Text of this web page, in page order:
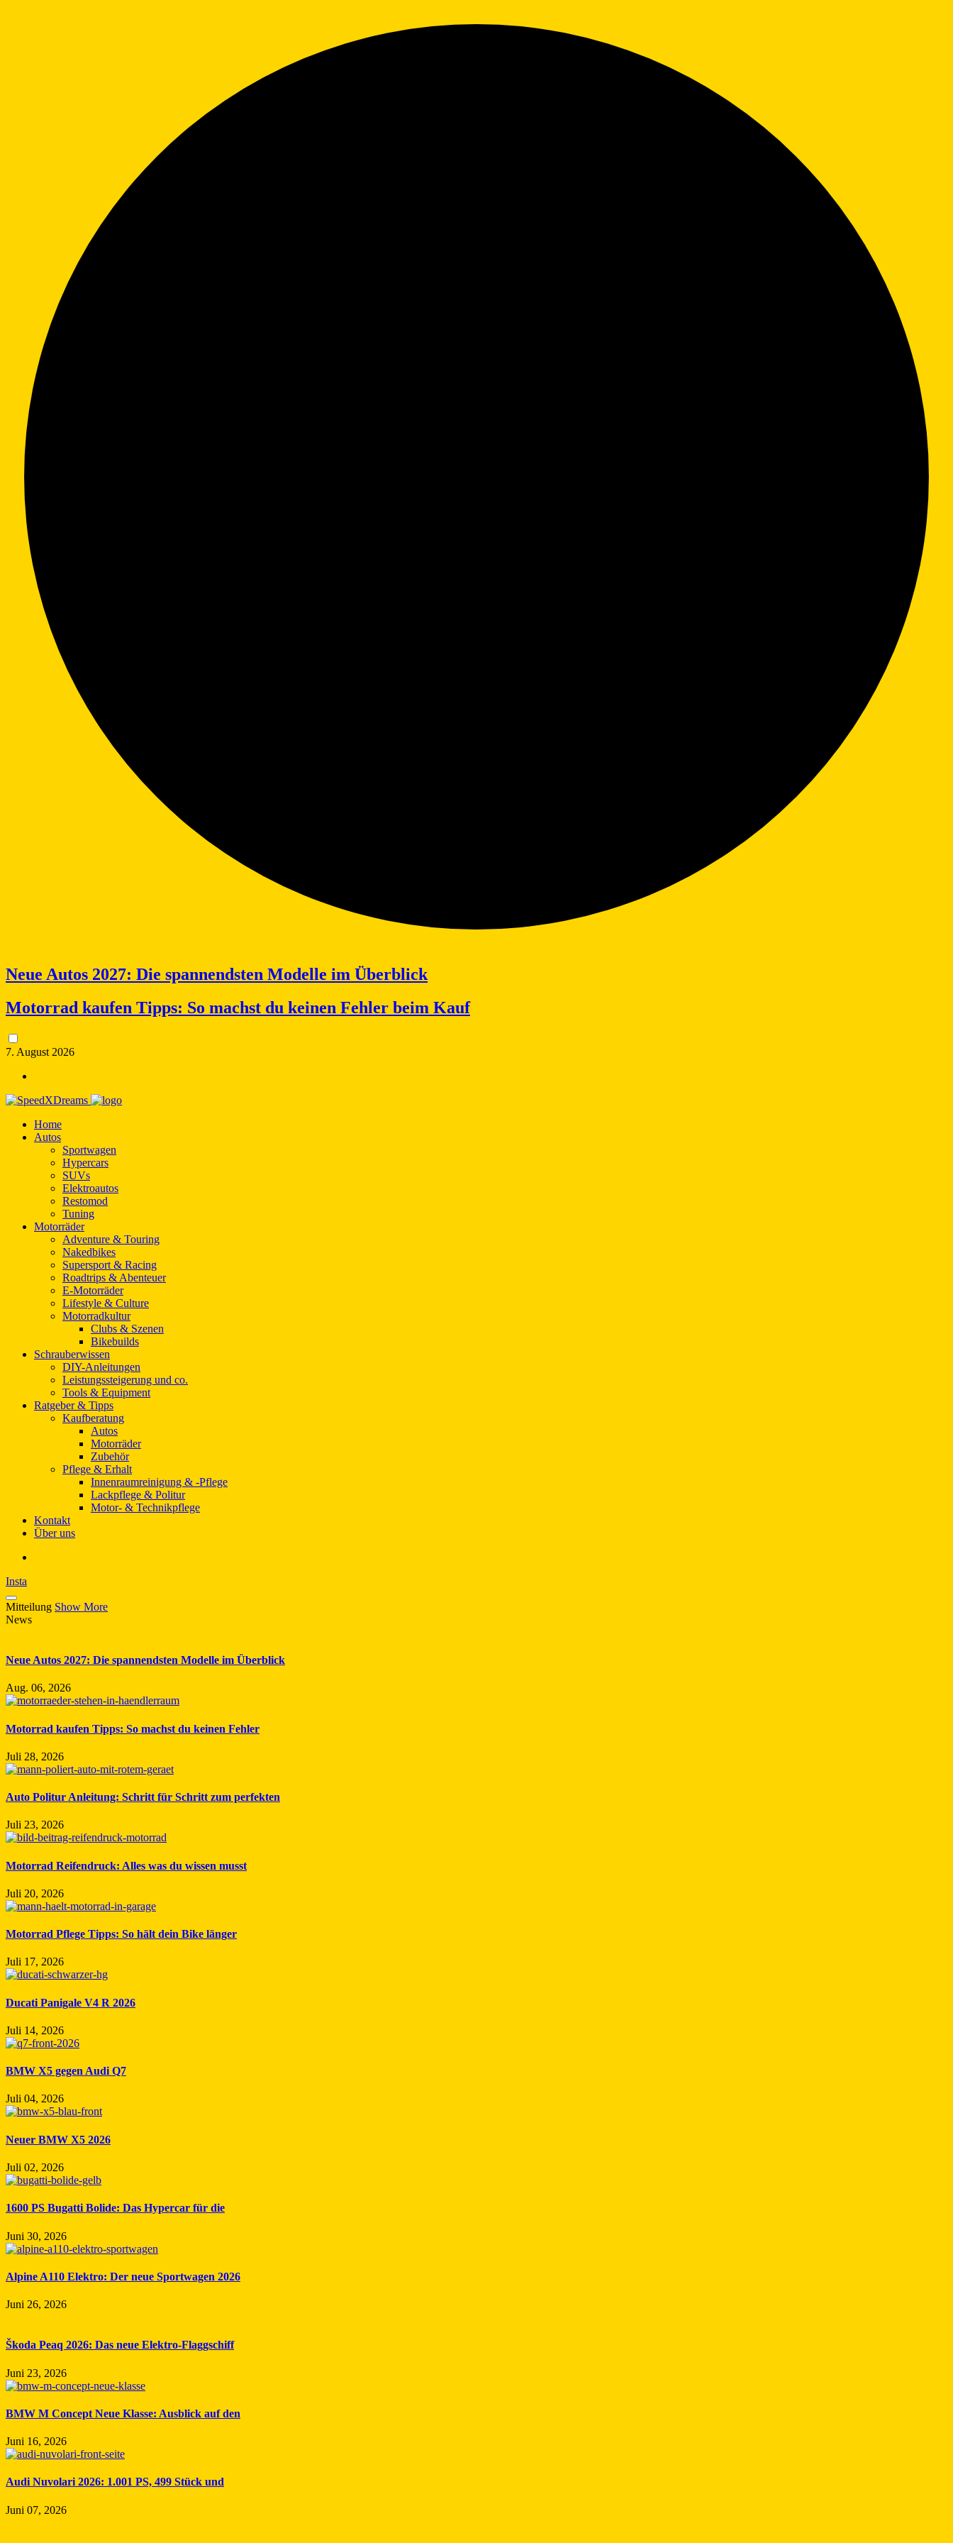
Neue Autos 2027: Die spannendsten Modelle im Überblick
Motorrad kaufen Tipps: So machst du keinen Fehler beim Kauf
7. August 2026
Home
Autos
Sportwagen
Hypercars
SUVs
Elektroautos
Restomod
Tuning
Motorräder
Adventure & Touring
Nakedbikes
Supersport & Racing
Roadtrips & Abenteuer
E-Motorräder
Lifestyle & Culture
Motorradkultur
Clubs & Szenen
Bikebuilds
Schrauberwissen
DIY-Anleitungen
Leistungssteigerung und co.
Tools & Equipment
Ratgeber & Tipps
Kaufberatung
Autos
Motorräder
Zubehör
Pflege & Erhalt
Innenraumreinigung & -Pflege
Lackpflege & Politur
Motor- & Technikpflege
Kontakt
Über uns
Insta
Mitteilung Show More
News
Neue Autos 2027: Die spannendsten Modelle im Überblick
Aug. 06, 2026
Motorrad kaufen Tipps: So machst du keinen Fehler
Juli 28, 2026
Auto Politur Anleitung: Schritt für Schritt zum perfekten
Juli 23, 2026
Motorrad Reifendruck: Alles was du wissen musst
Juli 20, 2026
Motorrad Pflege Tipps: So hält dein Bike länger
Juli 17, 2026
Ducati Panigale V4 R 2026
Juli 14, 2026
BMW X5 gegen Audi Q7
Juli 04, 2026
Neuer BMW X5 2026
Juli 02, 2026
1600 PS Bugatti Bolide: Das Hypercar für die
Juni 30, 2026
Alpine A110 Elektro: Der neue Sportwagen 2026
Juni 26, 2026
Škoda Peaq 2026: Das neue Elektro-Flaggschiff
Juni 23, 2026
BMW M Concept Neue Klasse: Ausblick auf den
Juni 16, 2026
Audi Nuvolari 2026: 1.001 PS, 499 Stück und
Juni 07, 2026